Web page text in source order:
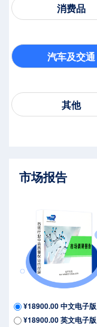
消费品
汽车及交通
其他
市场报告
¥18900.00 中文电子版
¥18900.00 英文电子版